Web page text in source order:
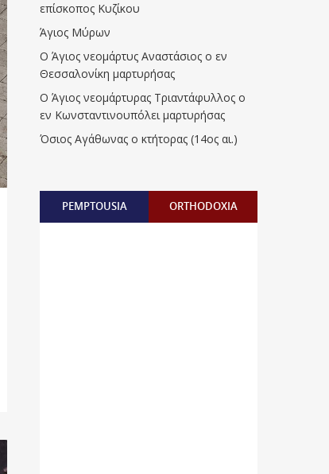
επίσκοπος Κυζίκου
Άγιος Μύρων
Ο Άγιος νεομάρτυς Αναστάσιος ο εν
Θεσσαλονίκη μαρτυρήσας
Ο Άγιος νεομάρτυρας Τριαντάφυλλος ο
εν Κωνσταντινουπόλει μαρτυρήσας
Όσιος Αγάθωνας ο κτήτορας (14ος αι.)
PEMPTOUSIA ORTHODOXIA